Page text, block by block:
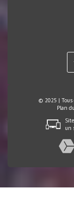
© 2025 | Tous
Plan
un